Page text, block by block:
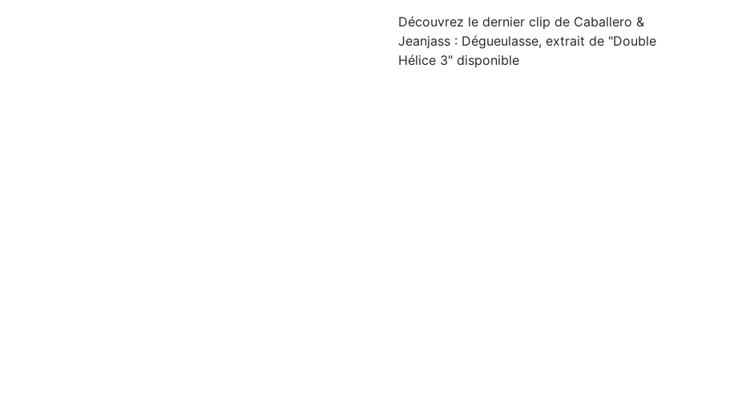
Découvrez le dernier clip de Caballero &
Jeanjass : Dégueulasse, extrait de "Double
Hélice 3" disponible